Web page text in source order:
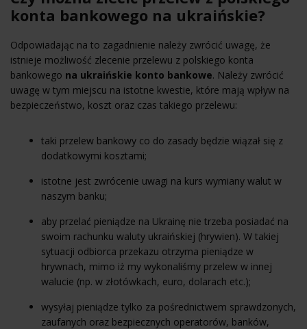
konta bankowego na ukraińskie?
Odpowiadając na to zagadnienie należy zwrócić uwagę, że
istnieje możliwość zlecenie przelewu z polskiego konta
bankowego na ukraińskie konto bankowe. Należy zwrócić
uwagę w tym miejscu na istotne kwestie, które mają wpływ na
bezpieczeństwo, koszt oraz czas takiego przelewu:
taki przelew bankowy co do zasady będzie wiązał się z
dodatkowymi kosztami;
istotne jest zwrócenie uwagi na kurs wymiany walut w
naszym banku;
aby przelać pieniądze na Ukrainę nie trzeba posiadać na
swoim rachunku waluty ukraińskiej (hrywien). W takiej
sytuacji odbiorca przekazu otrzyma pieniądze w
hrywnach, mimo iż my wykonaliśmy przelew w innej
walucie (np. w złotówkach, euro, dolarach etc.);
wysyłaj pieniądze tylko za pośrednictwem sprawdzonych,
zaufanych oraz bezpiecznych operatorów, banków,